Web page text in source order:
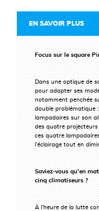
EN SAVOIR PLUS
Focus sur le square
Dans une optique de
pour adapter ses
notamment penchée
double problématique :
lampadaires sur son
des quatre projecteurs
ces quatre
l’éclairage tout en
Saviez-vous qu’en
cinq climatiseurs ?
À l’heure de la lutte